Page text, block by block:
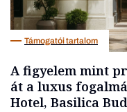
Támogatói tartalom
A figyelem mint
át a luxus
Hotel, Basilica